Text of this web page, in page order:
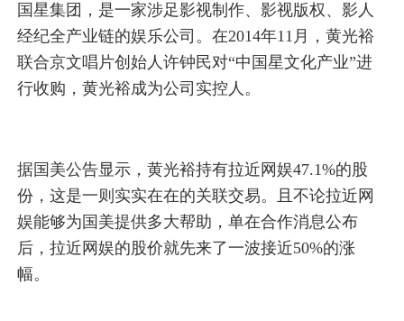
国星集团，是一家涉足影视制作、影视版权、影人
经纪全产业链的娱乐公司。在2014年11月，黄光裕
联合京文唱片创始人许钟民对“中国星文化产业”进
行收购，黄光裕成为公司实控人。
据国美公告显示，黄光裕持有拉近网娱47.1%的股
份，这是一则实实在在的关联交易。且不论拉近网
娱能够为国美提供多大帮助，单在合作消息公布
后，拉近网娱的股价就先来了一波接近50%的涨
幅。